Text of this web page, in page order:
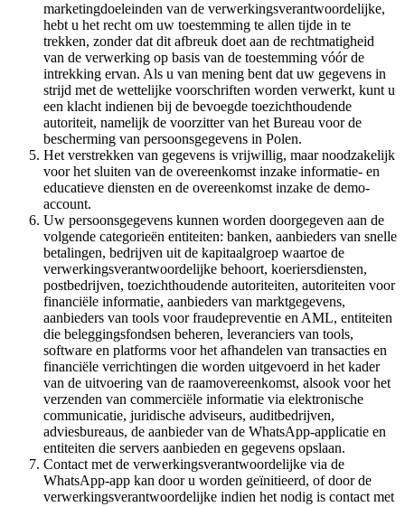
marketingdoeleinden van de verwerkingsverantwoordelijke,
hebt u het recht om uw toestemming te allen tijde in te
trekken, zonder dat dit afbreuk doet aan de rechtmatigheid
van de verwerking op basis van de toestemming vóór de
intrekking ervan. Als u van mening bent dat uw gegevens in
strijd met de wettelijke voorschriften worden verwerkt, kunt u
een klacht indienen bij de bevoegde toezichthoudende
autoriteit, namelijk de voorzitter van het Bureau voor de
bescherming van persoonsgegevens in Polen.
Het verstrekken van gegevens is vrijwillig, maar noodzakelijk
voor het sluiten van de overeenkomst inzake informatie- en
educatieve diensten en de overeenkomst inzake de demo-
account.
Uw persoonsgegevens kunnen worden doorgegeven aan de
volgende categorieën entiteiten: banken, aanbieders van snelle
betalingen, bedrijven uit de kapitaalgroep waartoe de
verwerkingsverantwoordelijke behoort, koeriersdiensten,
postbedrijven, toezichthoudende autoriteiten, autoriteiten voor
financiële informatie, aanbieders van marktgegevens,
aanbieders van tools voor fraudepreventie en AML, entiteiten
die beleggingsfondsen beheren, leveranciers van tools,
software en platforms voor het afhandelen van transacties en
financiële verrichtingen die worden uitgevoerd in het kader
van de uitvoering van de raamovereenkomst, alsook voor het
verzenden van commerciële informatie via elektronische
communicatie, juridische adviseurs, auditbedrijven,
adviesbureaus, de aanbieder van de WhatsApp-applicatie en
entiteiten die servers aanbieden en gegevens opslaan.
Contact met de verwerkingsverantwoordelijke via de
WhatsApp-app kan door u worden geïnitieerd, of door de
verwerkingsverantwoordelijke indien het nodig is contact met